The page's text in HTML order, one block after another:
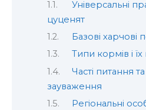
Універсальні
цуценят
Базові харчові
Типи кормів і
Часті питання
зауваження
Регіональні